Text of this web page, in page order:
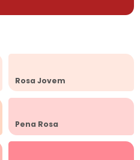
Rosa Jovem
Pena Rosa